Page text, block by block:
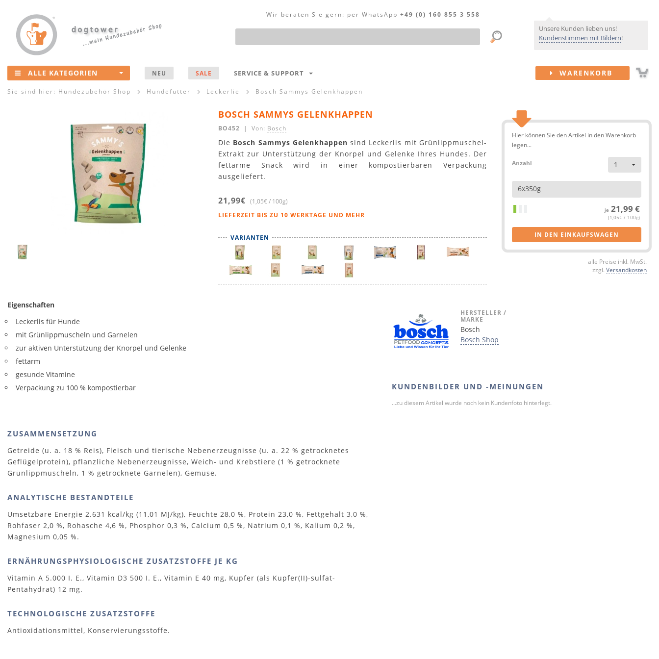
Unsere Kunden lieben uns!
Kundenstimmen mit Bildern!
Wir beraten Sie gern: per WhatsApp +49 (0) 160 855 3 558
Produktsuche
ALLE KATEGORIEN NEU SALE SERVICE & SUPPORT WARENKORB
Sie sind hier: Hundezubehör Shop Hundefutter Leckerlie Bosch Sammys Gelenkhappen
BOSCH SAMMYS GELENKHAPPEN
BO452 | Von: Bosch
Die Bosch Sammys Gelenkhappen sind Leckerlis mit Grünlippmuschel-
Extrakt zur Unterstützung der Knorpel und Gelenke Ihres Hundes. Der
fettarme Snack wird in einer kompostierbaren Verpackung
ausgeliefert.
21,99€ (1,05€ / 100g)
LIEFERZEIT BIS ZU 10 WERKTAGE UND MEHR
VARIANTEN
Hier können Sie den Artikel in den Warenkorb
legen...
Anzahl 1
6x350g
je 21,99 €
(1,05€ / 100g)
IN DEN EINKAUFSWAGEN
alle Preise inkl. MwSt.
zzgl. Versandkosten
Eigenschaften
Leckerlis für Hunde
mit Grünlippmuscheln und Garnelen
zur aktiven Unterstützung der Knorpel und Gelenke
fettarm
gesunde Vitamine
Verpackung zu 100 % kompostierbar
ZUSAMMENSETZUNG
Getreide (u. a. 18 % Reis), Fleisch und tierische Nebenerzeugnisse (u. a. 22 % getrocknetes
Geflügelprotein), pflanzliche Nebenerzeugnisse, Weich- und Krebstiere (1 % getrocknete
Grünlippmuscheln, 1 % getrocknete Garnelen), Gemüse.
ANALYTISCHE BESTANDTEILE
Umsetzbare Energie 2.631 kcal/kg (11,01 MJ/kg), Feuchte 28,0 %, Protein 23,0 %, Fettgehalt 3,0 %,
Rohfaser 2,0 %, Rohasche 4,6 %, Phosphor 0,3 %, Calcium 0,5 %, Natrium 0,1 %, Kalium 0,2 %,
Magnesium 0,05 %.
ERNÄHRUNGSPHYSIOLOGISCHE ZUSATZSTOFFE JE KG
Vitamin A 5.000 I. E., Vitamin D3 500 I. E., Vitamin E 40 mg, Kupfer (als Kupfer(II)-sulfat-
Pentahydrat) 12 mg.
TECHNOLOGISCHE ZUSATZSTOFFE
Antioxidationsmittel, Konservierungsstoffe.
HERSTELLER /
MARKE
Bosch
Bosch Shop
KUNDENBILDER UND -MEINUNGEN
...zu diesem Artikel wurde noch kein Kundenfoto hinterlegt.